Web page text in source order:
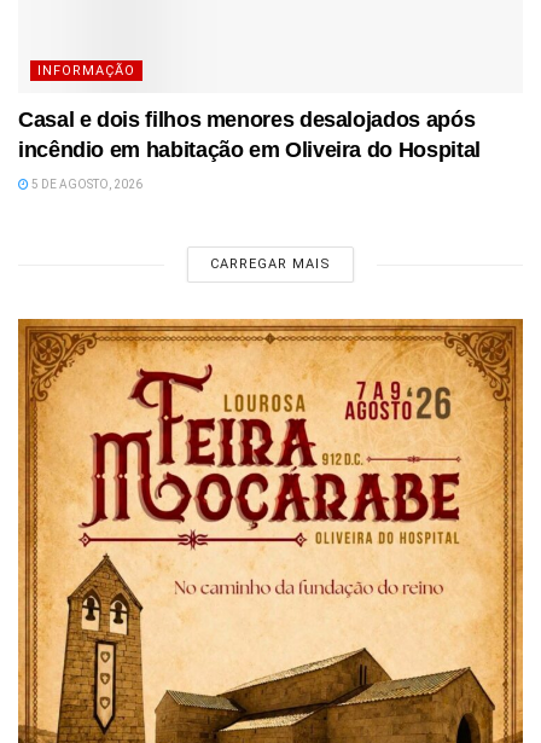
INFORMAÇÃO
Casal e dois filhos menores desalojados após
incêndio em habitação em Oliveira do Hospital
5 DE AGOSTO, 2026
CARREGAR MAIS